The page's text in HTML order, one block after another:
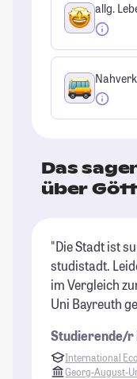
allg.
Das
über
"Die Stadt ist
studistadt.
im Vergleich
Uni Bayreuth
Studierende/r
International
Georg-August-